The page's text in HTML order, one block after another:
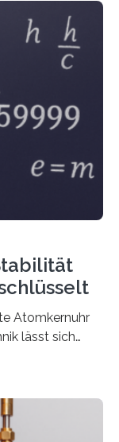
Atomkernuhr
lässt sich
jahrzehntelang